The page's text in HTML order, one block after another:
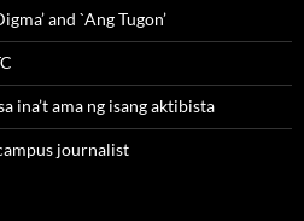
and `Ang Tugon’
ina’t ama ng isang aktibista
journalist